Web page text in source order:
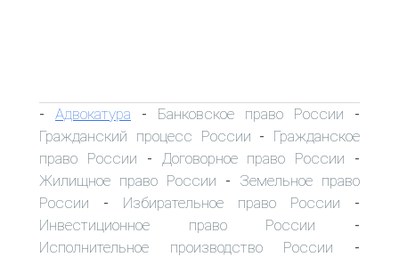
- Адвокатура - Банковское право России -
Гражданский процесс России - Гражданское
право России - Договорное право России -
Жилищное право России - Земельное право
России - Избирательное право России -
Инвестиционное право России -
Исполнительное производство России -